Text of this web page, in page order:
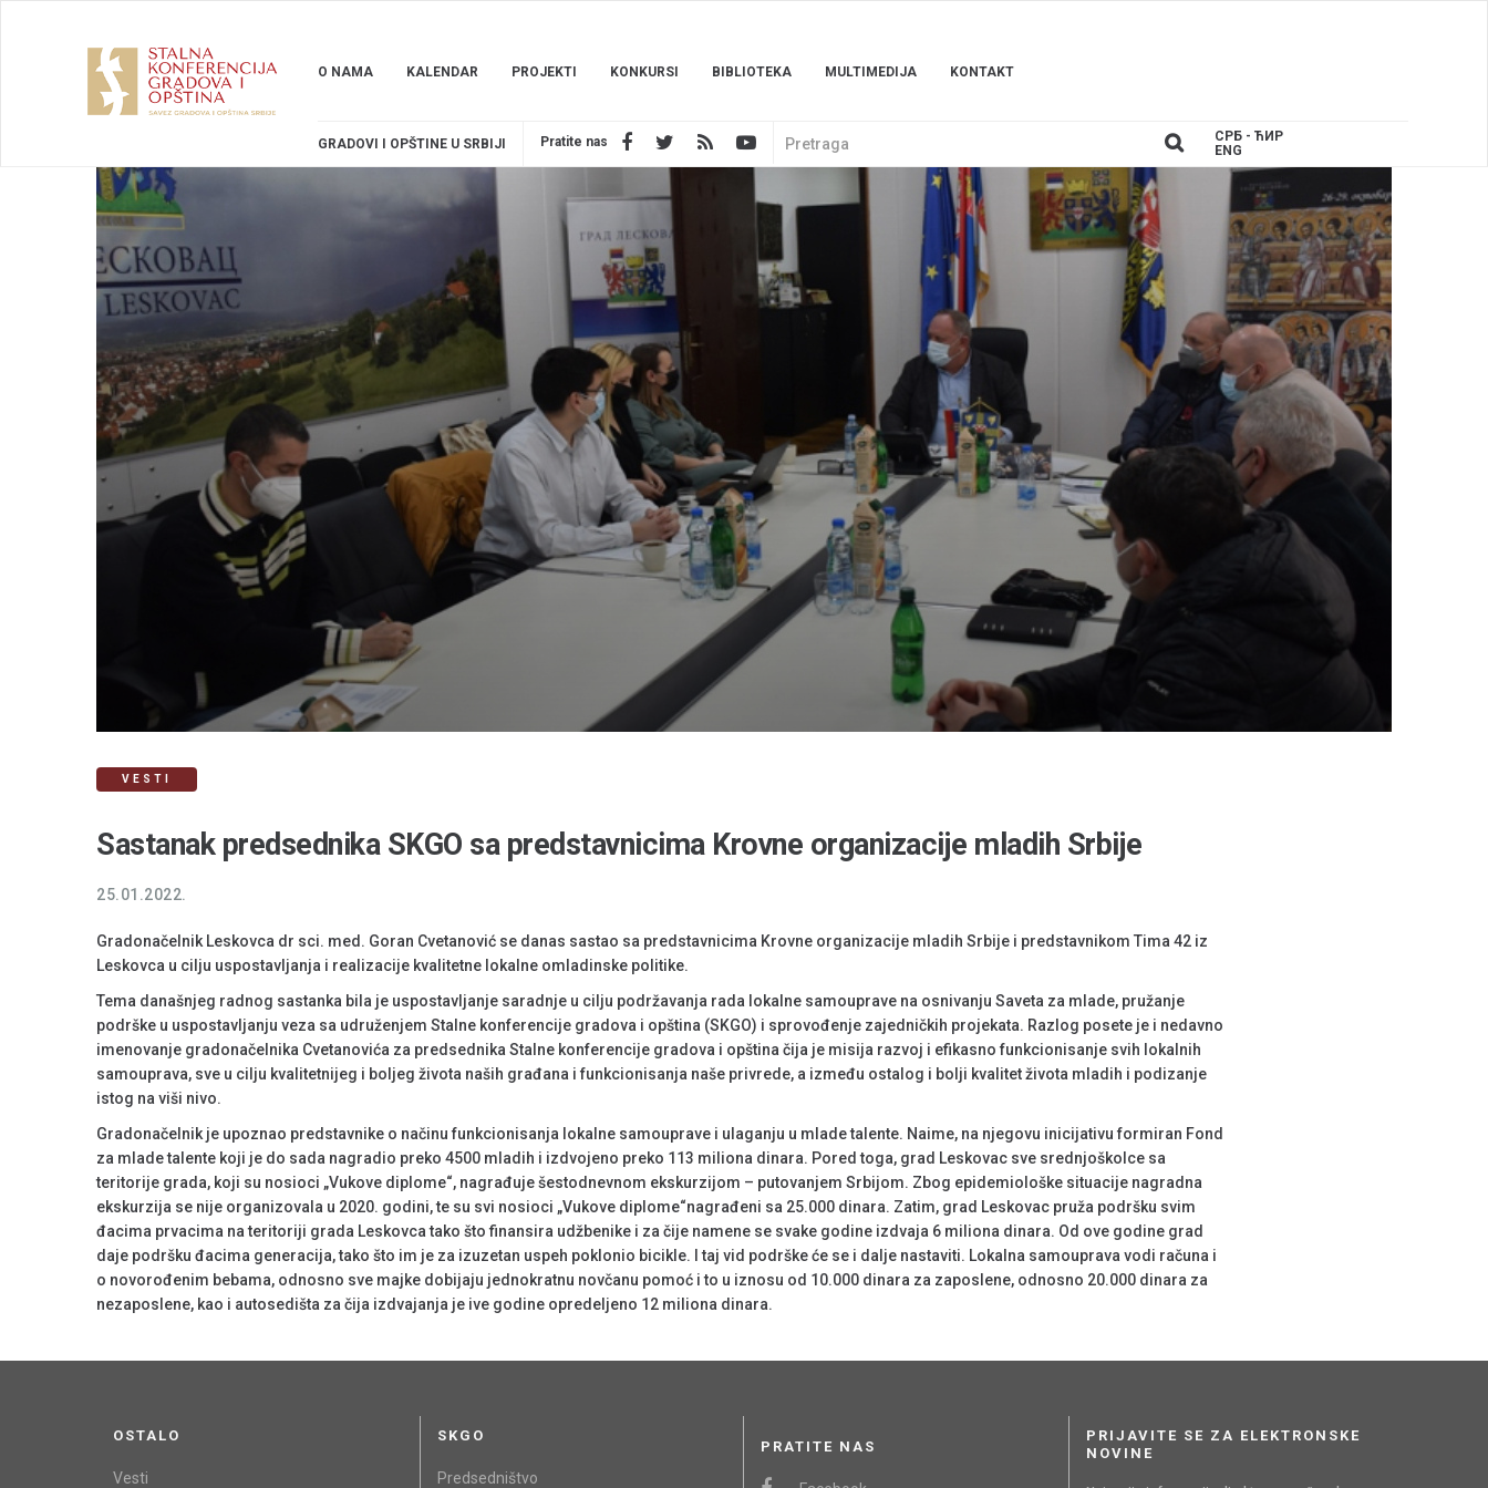
O NAMA KALENDAR PROJEKTI KONKURSI BIBLIOTEKA MULTIMEDIJA KONTAKT
GRADOVI I OPŠTINE U SRBIJI Pratite nas
СРБ - ЋИР
ENG
VESTI
Sastanak predsednika SKGO sa predstavnicima Krovne organizacije mladih Srbije
25.01.2022.
Gradonačelnik Leskovca dr sci. med. Goran Cvetanović se danas sastao sa predstavnicima Krovne organizacije mladih Srbije i predstavnikom Tima 42 iz
Leskovca u cilju uspostavljanja i realizacije kvalitetne lokalne omladinske politike.
Tema današnjeg radnog sastanka bila je uspostavljanje saradnje u cilju podržavanja rada lokalne samouprave na osnivanju Saveta za mlade, pružanje
podrške u uspostavljanju veza sa udruženjem Stalne konferencije gradova i opština (SKGO) i sprovođenje zajedničkih projekata. Razlog posete je i nedavno
imenovanje gradonačelnika Cvetanovića za predsednika Stalne konferencije gradova i opština čija je misija razvoj i efikasno funkcionisanje svih lokalnih
samouprava, sve u cilju kvalitetnijeg i boljeg života naših građana i funkcionisanja naše privrede, a između ostalog i bolji kvalitet života mladih i podizanje
istog na viši nivo.
Gradonačelnik je upoznao predstavnike o načinu funkcionisanja lokalne samouprave i ulaganju u mlade talente. Naime, na njegovu inicijativu formiran Fond
za mlade talente koji je do sada nagradio preko 4500 mladih i izdvojeno preko 113 miliona dinara. Pored toga, grad Leskovac sve srednjoškolce sa
teritorije grada, koji su nosioci „Vukove diplome“, nagrađuje šestodnevnom ekskurzijom – putovanjem Srbijom. Zbog epidemiološke situacije nagradna
ekskurzija se nije organizovala u 2020. godini, te su svi nosioci „Vukove diplome“nagrađeni sa 25.000 dinara. Zatim, grad Leskovac pruža podršku svim
đacima prvacima na teritoriji grada Leskovca tako što finansira udžbenike i za čije namene se svake godine izdvaja 6 miliona dinara. Od ove godine grad
daje podršku đacima generacija, tako što im je za izuzetan uspeh poklonio bicikle. I taj vid podrške će se i dalje nastaviti. Lokalna samouprava vodi računa i
o novorođenim bebama, odnosno sve majke dobijaju jednokratnu novčanu pomoć i to u iznosu od 10.000 dinara za zaposlene, odnosno 20.000 dinara za
nezaposlene, kao i autosedišta za čija izdvajanja je ive godine opredeljeno 12 miliona dinara.
OSTALO
Vesti
SKGO
Predsedništvo
PRIJAVITE SE ZA ELEKTRONSKE
NOVINE
PRATITE NAS